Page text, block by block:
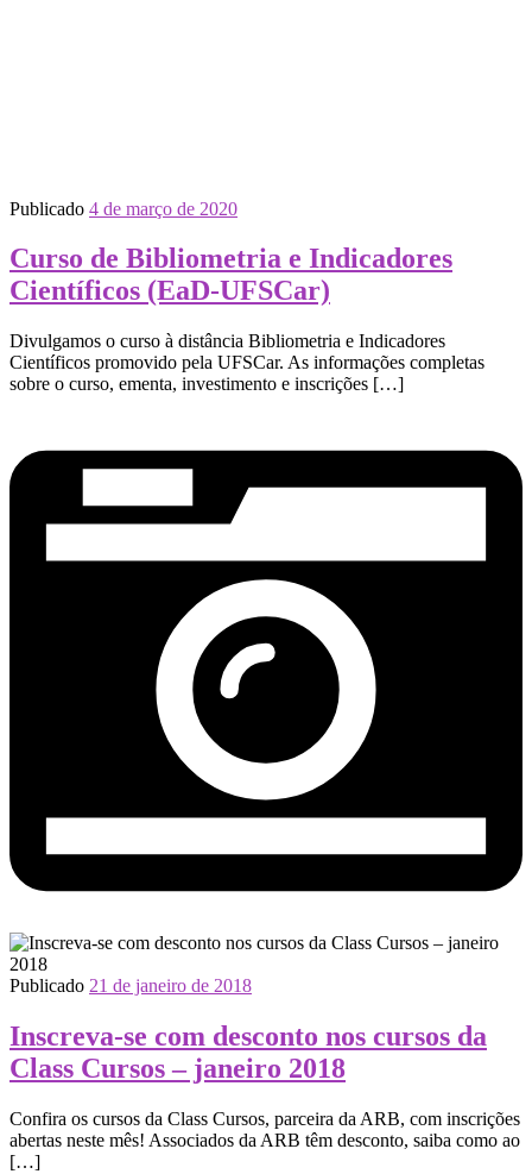
Publicado 4 de março de 2020
Curso de Bibliometria e Indicadores
Científicos (EaD-UFSCar)
Divulgamos o curso à distância Bibliometria e Indicadores
Científicos promovido pela UFSCar. As informações completas
sobre o curso, ementa, investimento e inscrições […]
Publicado 21 de janeiro de 2018
Inscreva-se com desconto nos cursos da
Class Cursos – janeiro 2018
Confira os cursos da Class Cursos, parceira da ARB, com inscrições
abertas neste mês! Associados da ARB têm desconto, saiba como ao
[…]